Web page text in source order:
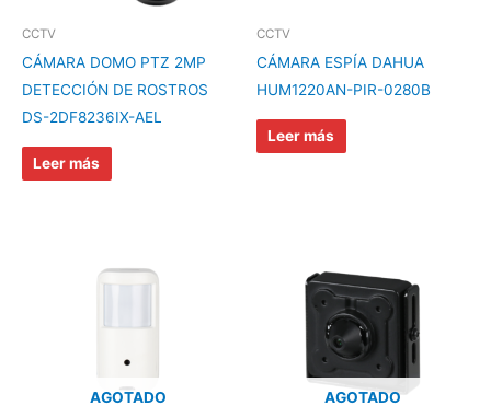
CCTV
CÁMARA DOMO PTZ 2MP
DETECCIÓN DE ROSTROS
DS-2DF8236IX-AEL
Leer más
CCTV
CÁMARA ESPÍA DAHUA
HUM1220AN-PIR-0280B
Leer más
AGOTADO AGOTADO